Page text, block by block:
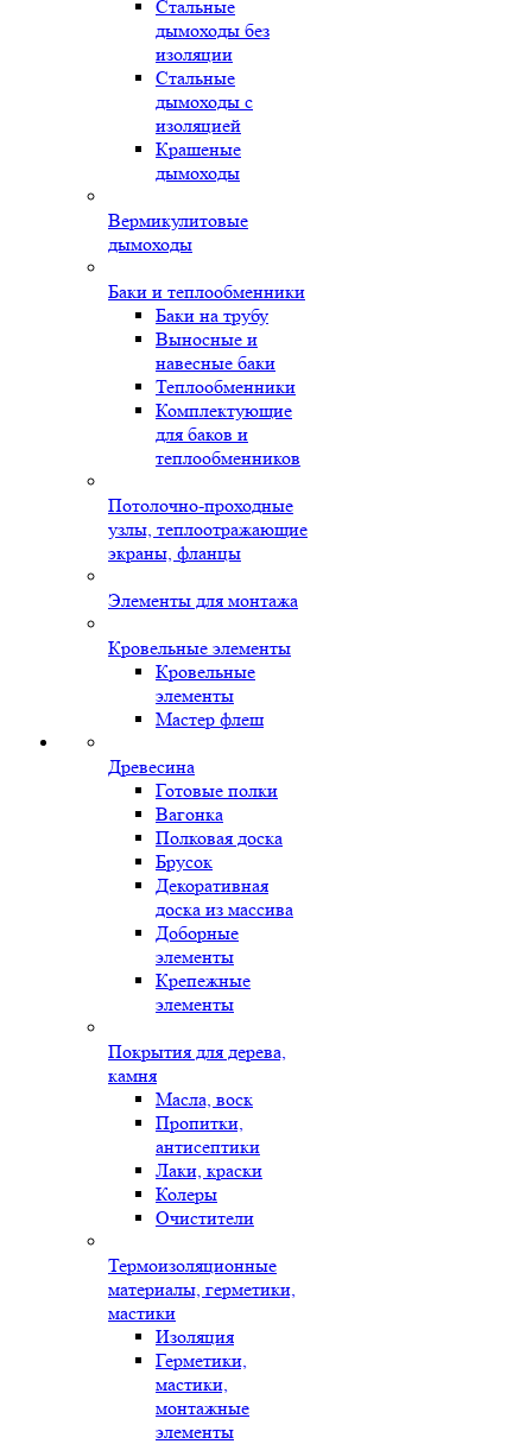
Стальные
дымоходы без
изоляции
Стальные
дымоходы с
изоляцией
Крашеные
дымоходы
Вермикулитовые
дымоходы
Баки и теплообменники
Баки на трубу
Выносные и
навесные баки
Теплообменники
Комплектующие
для баков и
теплообменников
Потолочно-проходные
узлы, теплоотражающие
экраны, фланцы
Элементы для монтажа
Кровельные элементы
Кровельные
элементы
Мастер флеш
Древесина
Готовые полки
Вагонка
Полковая доска
Брусок
Декоративная
доска из массива
Доборные
элементы
Крепежные
элементы
Покрытия для дерева,
камня
Масла, воск
Пропитки,
антисептики
Лаки, краски
Колеры
Очистители
Термоизоляционные
материалы, герметики,
мастики
Изоляция
Герметики,
мастики,
монтажные
элементы